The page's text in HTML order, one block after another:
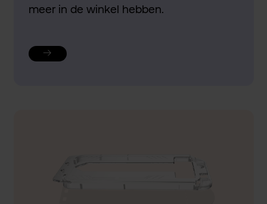
meer in de winkel hebben.